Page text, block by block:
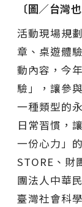
〔圖／台灣
活動現場規
章、桌遊體
動內容，今
驗」，讓參
一種類型的
日常習慣，
一份心力」
STORE、財
團法人中華
臺灣社會科